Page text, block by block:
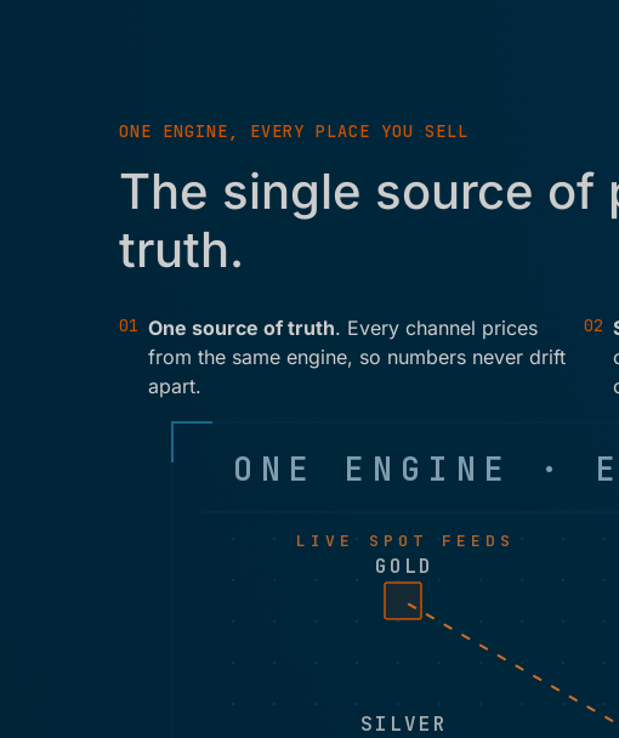
ONE ENGINE, EVERY PLACE YOU SELL
The single source of
truth.
01 One source of truth. Every channel prices
from the same engine, so numbers never drift
apart.
02
ONE ENGINE ·
LIVE SPOT FEEDS
GOLD
SILVER